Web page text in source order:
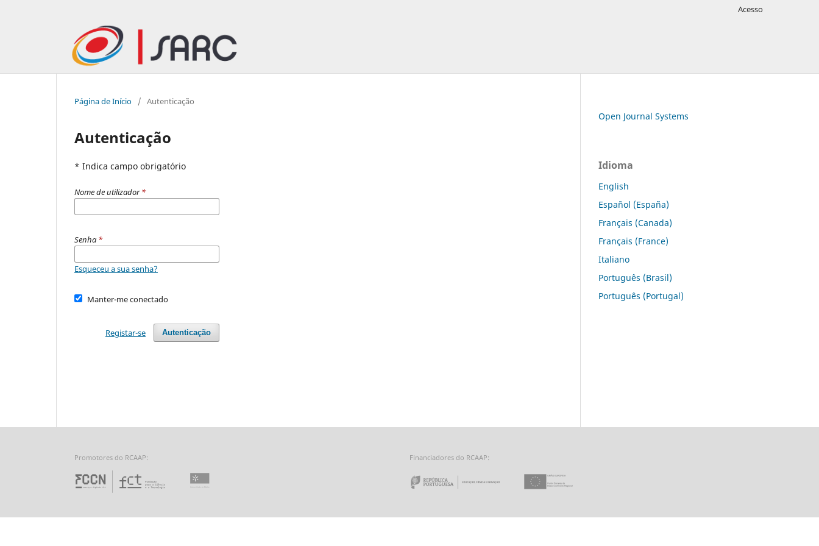
Acesso
Página de Início / Autenticação
Autenticação
* Indica campo obrigatório
Nome de utilizador*
Senha *
Esqueceu a sua senha?
Manter-me conectado
Autenticação
Registar-se
Open Journal Systems
Idioma
English
Español (España)
Français (Canada)
Français (France)
Italiano
Português (Brasil)
Português (Portugal)
Promotores do RCAAP:
Fundação para a Ciência e a Tecnologia - Fundação para a Computação Científica Nacional
Financiadores do RCAAP:
República Portuguesa · Ministério da Ciência, Tecnologia e Ensino